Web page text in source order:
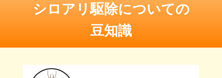
シロアリ駆除についての
豆知識